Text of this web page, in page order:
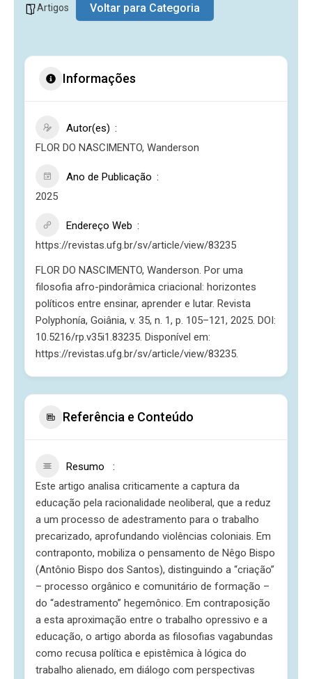
Artigos Voltar para Categoria
Informações
Autor(es)
FLOR DO NASCIMENTO, Wanderson
Ano de Publicação
2025
Endereço Web
https://revistas.ufg.br/sv/article/view/83235
FLOR DO NASCIMENTO, Wanderson. Por uma
filosofia afro-pindorâmica criacional: horizontes
políticos entre ensinar, aprender e lutar. Revista
Polyphonía, Goiânia, v. 35, n. 1, p. 105–121, 2025. DOI:
10.5216/rp.v35i1.83235. Disponível em:
https://revistas.ufg.br/sv/article/view/83235.
Referência e Conteúdo
Resumo
Este artigo analisa criticamente a captura da
educação pela racionalidade neoliberal, que a reduz
a um processo de adestramento para o trabalho
precarizado, aprofundando violências coloniais. Em
contraponto, mobiliza o pensamento de Nêgo Bispo
(Antônio Bispo dos Santos), distinguindo a “criação”
– processo orgânico e comunitário de formação –
do “adestramento” hegemônico. Em contraposição
a esta aproximação entre o trabalho opressivo e a
educação, o artigo aborda as filosofias vagabundas
como recusa política e epistêmica à lógica do
trabalho alienado, em diálogo com perspectivas